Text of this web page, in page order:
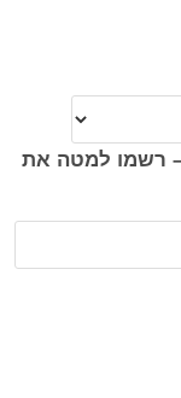
– רשמו למטה את